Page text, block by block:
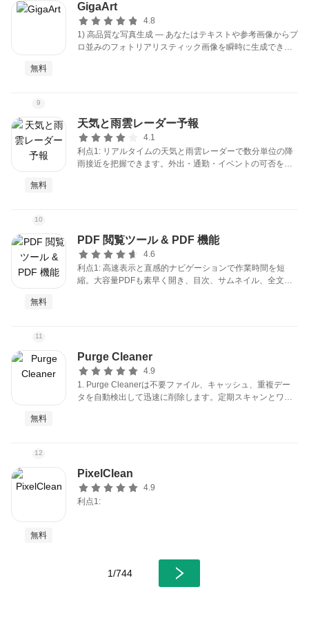
無料
GigaArt
4.8
1) 高品質な写真生成 — あなたはテキストや参考画像からプ
ロ並みのフォトリアリスティック画像を瞬時に生成できま
9
無料
天気と雨雲レーダー予報
4.1
利点1: リアルタイムの天気と雨雲レーダーで数分単位の降
雨接近を把握できます。外出・通勤・イベントの可否を的
10
無料
PDF 閲覧ツール & PDF 機能
4.6
利点1: 高速表示と直感的ナビゲーションで作業時間を短
縮。大容量PDFも素早く開き、目次、サムネイル、全文検
11
無料
Purge Cleaner
4.9
1. Purge Cleanerは不要ファイル、キャッシュ、重複デー
タを自動検出して迅速に削除します。定期スキャンとワン
12
無料
PixelClean
4.9
利点1:
1/744